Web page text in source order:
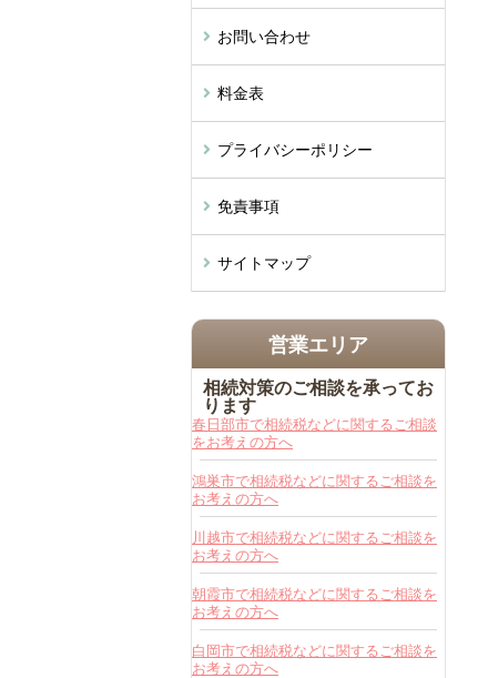
お問い合わせ
料金表
プライバシーポリシー
免責事項
サイトマップ
営業エリア
相続対策のご相談を承ってお
ります
春日部市で相続税などに関するご相談
をお考えの方へ
鴻巣市で相続税などに関するご相談を
お考えの方へ
川越市で相続税などに関するご相談を
お考えの方へ
朝霞市で相続税などに関するご相談を
お考えの方へ
白岡市で相続税などに関するご相談を
お考えの方へ